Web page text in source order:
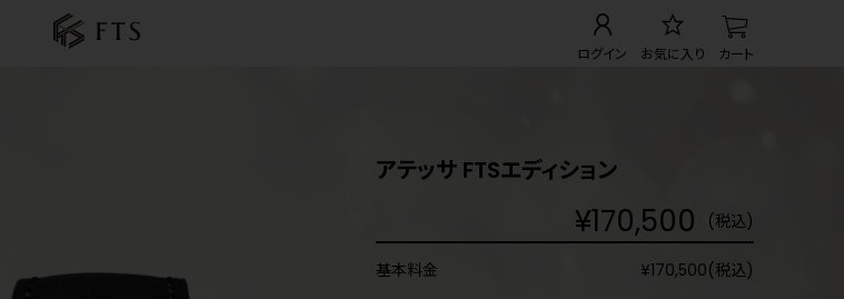
ログイン お気に入り カート
アテッサ FTSエディション
¥170,500 (税込)
基本料金 ¥170,500(税込)